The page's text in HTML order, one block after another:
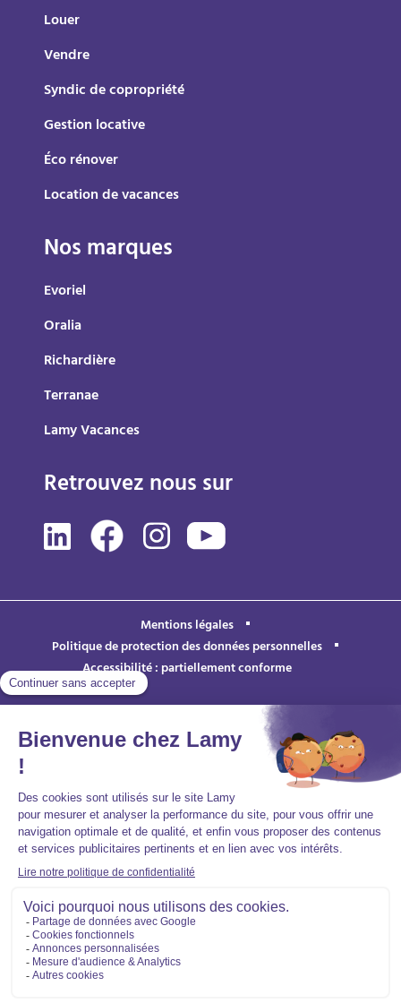
Louer
Vendre
Syndic de copropriété
Gestion locative
Éco rénover
Location de vacances
Nos marques
Evoriel
Oralia
Richardière
Terranae
Lamy Vacances
Retrouvez nous sur
Mentions légales
Politique de protection des données personnelles
Accessibilité : partiellement conforme